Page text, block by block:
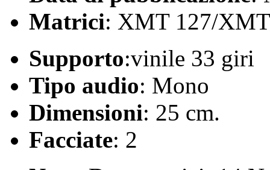
Matrici: XMT 127/
Supporto:vinile 33 giri
Tipo audio: Mono
Dimensioni: 25 cm.
Facciate: 2